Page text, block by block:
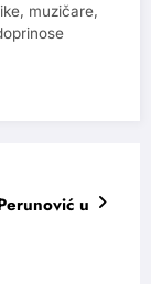
muzičare,
u